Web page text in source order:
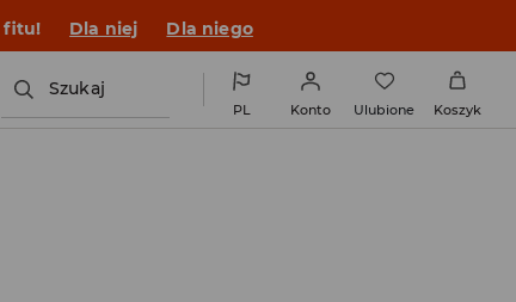
fitu! Dla niej Dla niego
Szukaj
PL Konto Ulubione Koszyk